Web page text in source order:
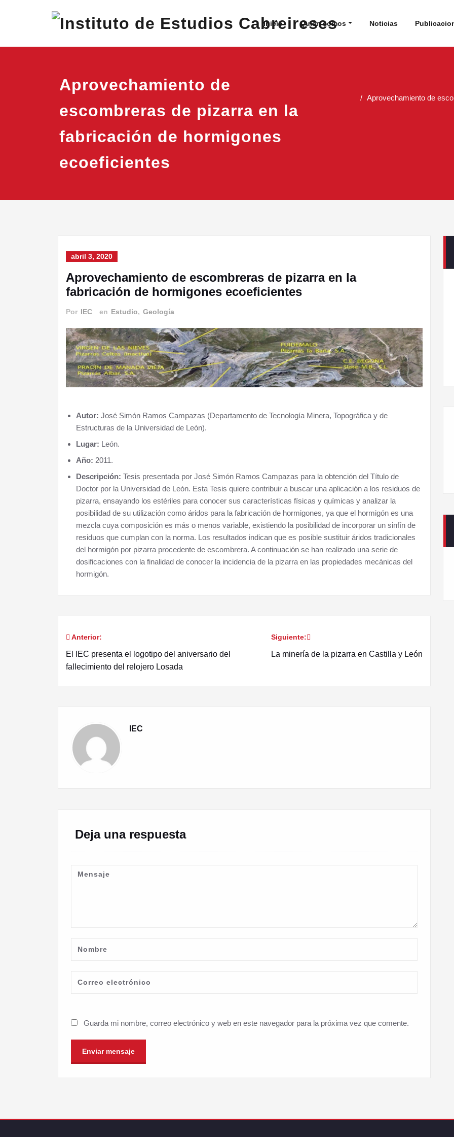
Instituto de Estudios Cabreireses
Inicio Quién somos Noticias
Aprovechamiento de
escombreras de pizarra en la
fabricación de hormigones
ecoeficientes
Aprovechamiento de
abril 3, 2020
Aprovechamiento de escombreras de pizarra en la
fabricación de hormigones ecoeficientes
Por IEC en Estudio, Geología
Autor: José Simón Ramos Campazas (Departamento de Tecnología Minera, Topográfica y de
Estructuras de la Universidad de León).
Lugar: León.
Año: 2011.
Descripción: Tesis presentada por José Simón Ramos Campazas para la obtención del Título de
Doctor por la Universidad de León. Esta Tesis quiere contribuir a buscar una aplicación a los residuos de
pizarra, ensayando los estériles para conocer sus características físicas y químicas y analizar la
posibilidad de su utilización como áridos para la fabricación de hormigones, ya que el hormigón es una
mezcla cuya composición es más o menos variable, existiendo la posibilidad de incorporar un sinfín de
residuos que cumplan con la norma. Los resultados indican que es posible sustituir áridos tradicionales
del hormigón por pizarra procedente de escombrera. A continuación se han realizado una serie de
dosificaciones con la finalidad de conocer la incidencia de la pizarra en las propiedades mecánicas del
hormigón.
Navegación
de
Anterior:
El IEC presenta el logotipo del aniversario del
fallecimiento del relojero Losada
Siguiente:
La minería de la pizarra en Castilla y León
IEC
Deja una respuesta
Guarda mi nombre, correo electrónico y web en este navegador para la próxima vez que comente.
III Alcuentru Cabreira-Senabria
Llegamos a la X edición de la Feria del Llibru de
Cabreira